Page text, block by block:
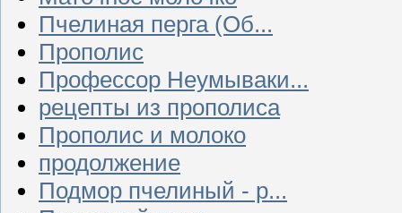
Пчелиная перга (Об...
Прополис
Профессор Неумываки...
рецепты из прополиса
Прополис и молоко
продолжение
Подмор пчелиный - р...